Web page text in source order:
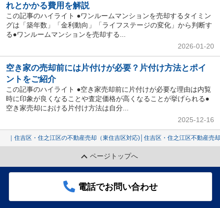
れとかかる費用を解説
この記事のハイライト ●ワンルームマンションを売却するタイミン
グは「築年数」「金利動向」「ライフステージの変化」から判断す
る●ワンルームマンションを売却する...
2026-01-20
空き家の売却前には片付けが必要？片付け方法とポイ
ントをご紹介
この記事のハイライト ●空き家売却前に片付けが必要な理由は内覧
時に印象が良くなることや査定価格が高くなることが挙げられる●
空き家売却における片付け方法は自分...
2025-12-16
｜住吉区・住之江区の不動産売却（東住吉区対応)│住吉区・住之江区不動産売
ページトップへ
電話でお問い合わせ